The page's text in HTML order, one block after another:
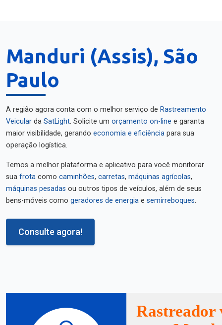
Manduri (Assis), São
Paulo
A região agora conta com o melhor serviço de Rastreamento
Veicular da SatLight. Solicite um orçamento on-line e garanta
maior visibilidade, gerando economia e eficiência para sua
operação logística.
Temos a melhor plataforma e aplicativo para você monitorar
sua frota como caminhões, carretas, máquinas agrícolas,
máquinas pesadas ou outros tipos de veículos, além de seus
bens-móveis como geradores de energia e semirreboques.
Consulte agora!
Rastreador